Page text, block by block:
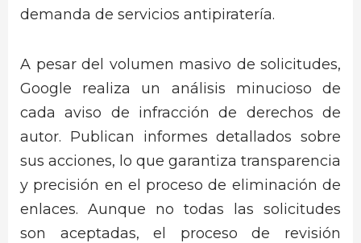
demanda de servicios antipiratería.
A pesar del volumen masivo de solicitudes,
Google realiza un análisis minucioso de
cada aviso de infracción de derechos de
autor. Publican informes detallados sobre
sus acciones, lo que garantiza transparencia
y precisión en el proceso de eliminación de
enlaces. Aunque no todas las solicitudes
son aceptadas, el proceso de revisión